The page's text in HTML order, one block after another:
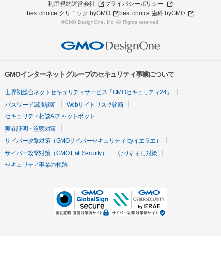
利用規約運営会社
プライバシーポリシー
best choice クリニック byGMO
best choice 歯科 byGMO
©GMO DesignOne, Inc. All Rights reserved.
GMOインターネットグループのセキュリティ事業について
世界初総合ネットセキュリティサービス「GMOセキュリティ24」
パスワード漏洩診断
Webサイトリスク診断
セキュリティ相談AIチャットボット
実在証明・盗聴対策
サイバー攻撃対策（GMOサイバーセキュリティ byイエラエ）
サイバー攻撃対策（GMO Flatt Security）
なりすまし対策
セキュリティ事業の軌跡